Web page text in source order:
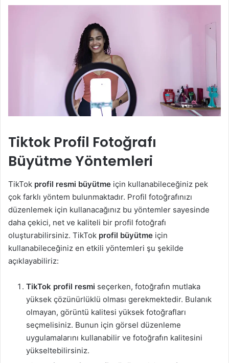
Tiktok Profil Fotoğrafı
Büyütme Yöntemleri
TikTok profil resmi büyütme için kullanabileceğiniz pek
çok farklı yöntem bulunmaktadır. Profil fotoğrafınızı
düzenlemek için kullanacağınız bu yöntemler sayesinde
daha çekici, net ve kaliteli bir profil fotoğrafı
oluşturabilirsiniz. TikTok profil büyütme için
kullanabileceğiniz en etkili yöntemleri şu şekilde
açıklayabiliriz:
TikTok profil resmi seçerken, fotoğrafın mutlaka
yüksek çözünürlüklü olması gerekmektedir. Bulanık
olmayan, görüntü kalitesi yüksek fotoğrafları
seçmelisiniz. Bunun için görsel düzenleme
uygulamalarını kullanabilir ve fotoğrafın kalitesini
yükseltebilirsiniz.